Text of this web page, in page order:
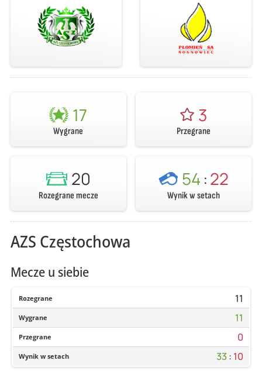
17
Wygrane
3
Przegrane
20
Rozegrane mecze
54 :22
Wynik w setach
AZS Częstochowa
Mecze u siebie
Rozegrane 11
Wygrane 11
Przegrane 0
Wynik w setach 33: 10